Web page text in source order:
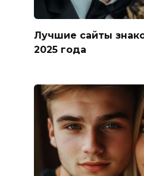
Лучшие сайты
2025 года